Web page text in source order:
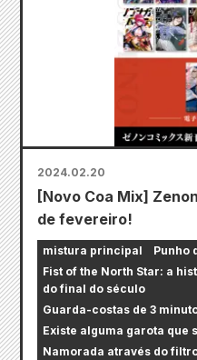
2024.02.20
[Novo Coa Mix]
de fevereiro!
mistura principal
Punho
Fist of the North Star: a
do final do século
Guarda-costas de 3
Existe alguma garota que
Namorada através do